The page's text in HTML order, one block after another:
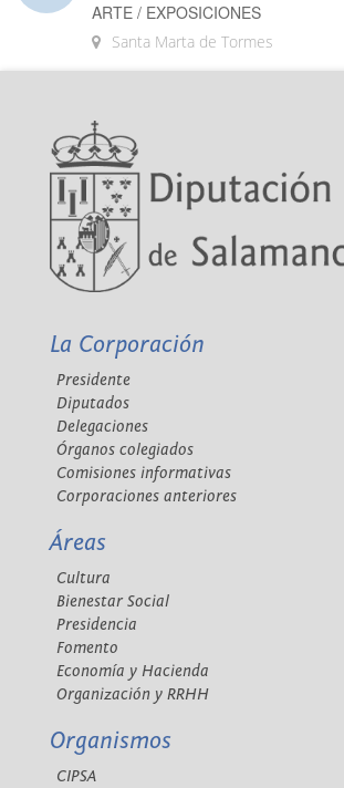
ARTE / EXPOSICIONES
Santa Marta de Tormes
La Corporación
Presidente
Diputados
Delegaciones
Órganos colegiados
Comisiones informativas
Corporaciones anteriores
Áreas
Cultura
Bienestar Social
Presidencia
Fomento
Economía y Hacienda
Organización y RRHH
Organismos
CIPSA